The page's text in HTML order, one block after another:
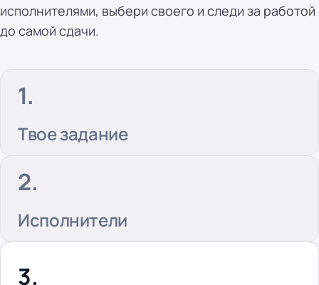
исполнителями, выбери своего и следи за работой
до самой сдачи.
Твое задание
Исполнители